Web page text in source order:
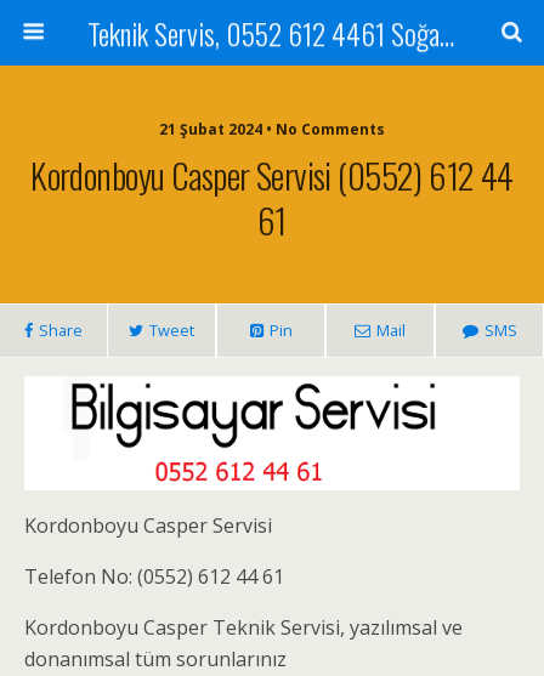
Teknik Servis, 0552 612 4461 Soğanlık Bilgisayar Teknik Servisi ve Tamiri
21 Şubat 2024 • No Comments
Kordonboyu Casper Servisi (0552) 612 44
61
Share Tweet Pin Mail SMS
Kordonboyu Casper Servisi
Telefon No: (0552) 612 44 61
Kordonboyu Casper Teknik Servisi, yazılımsal ve
donanımsal tüm sorunlarınız